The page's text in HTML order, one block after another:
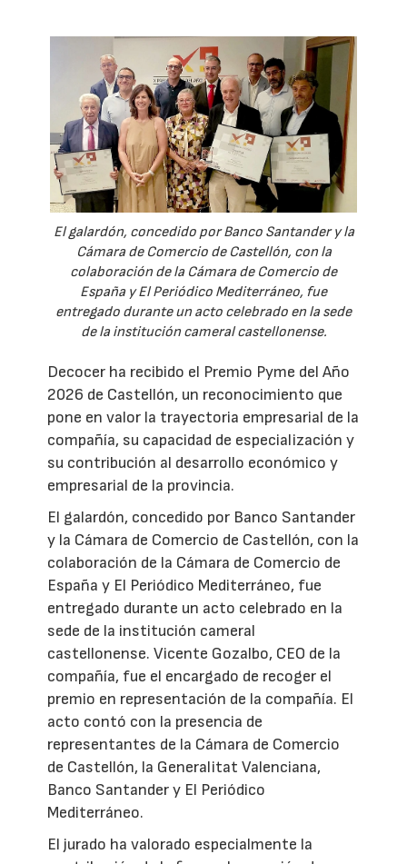
El galardón, concedido por Banco Santander y la
Cámara de Comercio de Castellón, con la
colaboración de la Cámara de Comercio de
España y El Periódico Mediterráneo, fue
entregado durante un acto celebrado en la sede
de la institución cameral castellonense.
Decocer ha recibido el Premio Pyme del Año
2026 de Castellón, un reconocimiento que
pone en valor la trayectoria empresarial de la
compañía, su capacidad de especialización y
su contribución al desarrollo económico y
empresarial de la provincia.
El galardón, concedido por Banco Santander
y la Cámara de Comercio de Castellón, con la
colaboración de la Cámara de Comercio de
España y El Periódico Mediterráneo, fue
entregado durante un acto celebrado en la
sede de la institución cameral
castellonense. Vicente Gozalbo, CEO de la
compañía, fue el encargado de recoger el
premio en representación de la compañía. El
acto contó con la presencia de
representantes de la Cámara de Comercio
de Castellón, la Generalitat Valenciana,
Banco Santander y El Periódico
Mediterráneo.
El jurado ha valorado especialmente la